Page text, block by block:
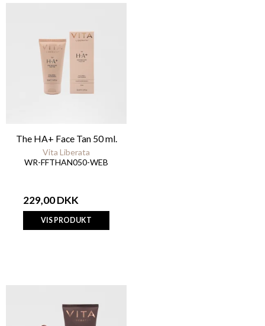
The HA+ Face Tan 50 ml.
Vita Liberata
WR-FFTHAN050-WEB
229,00 DKK
VIS PRODUKT